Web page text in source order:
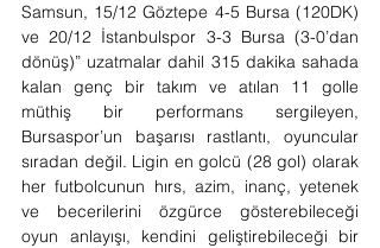
Samsun, 15/12 Göztepe 4-5 Bursa (120DK)
ve 20/12 İstanbulspor 3-3 Bursa (3-0’dan
dönüş)” uzatmalar dahil 315 dakika sahada
kalan genç bir takım ve atılan 11 golle
müthiş bir performans sergileyen,
Bursaspor’un başarısı rastlantı, oyuncular
sıradan değil. Ligin en golcü (28 gol) olarak
her futbolcunun hırs, azim, inanç, yetenek
ve becerilerini özgürce gösterebileceği
oyun anlayışı, kendini geliştirebileceği bir